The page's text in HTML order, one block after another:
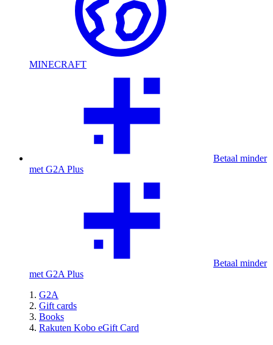
MINECRAFT
Betaal minder
met G2A Plus
Betaal minder
met G2A Plus
G2A
Gift cards
Books
Rakuten Kobo eGift Card